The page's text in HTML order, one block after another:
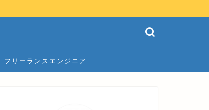
フリーランスエンジニア